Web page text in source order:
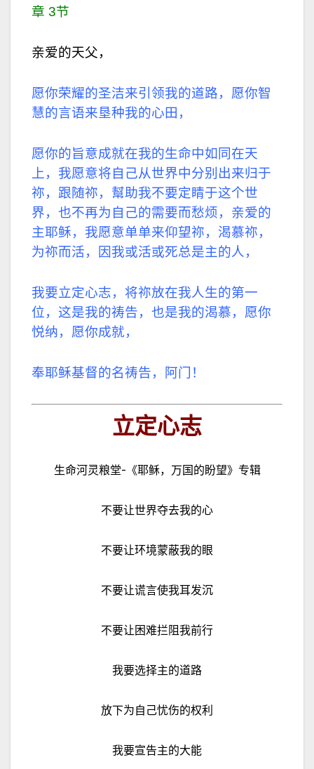
章 3节
亲爱的天父，
愿你荣耀的圣洁来引领我的道路，愿你智
慧的言语来垦种我的心田，
愿你的旨意成就在我的生命中如同在天
上，我愿意将自己从世界中分别出来归于
祢，跟随祢，幫助我不要定睛于这个世
界，也不再为自己的需要而愁烦，亲爱的
主耶稣，我愿意单单来仰望祢，渴慕祢，
为祢而活，因我或活或死总是主的人，
我要立定心志，将祢放在我人生的第一
位， 这是我的祷告，也是我的渴慕，愿你
悦纳，愿你成就，
奉耶稣基督的名祷告，阿门！
立定心志
生命河灵粮堂-《耶稣，万国的盼望》专辑
不要让世界夺去我的心
不要让环境蒙蔽我的眼
不要让谎言使我耳发沉
不要让困难拦阻我前行
我要选择主的道路
放下为自己忧伤的权利
我要宣告主的大能